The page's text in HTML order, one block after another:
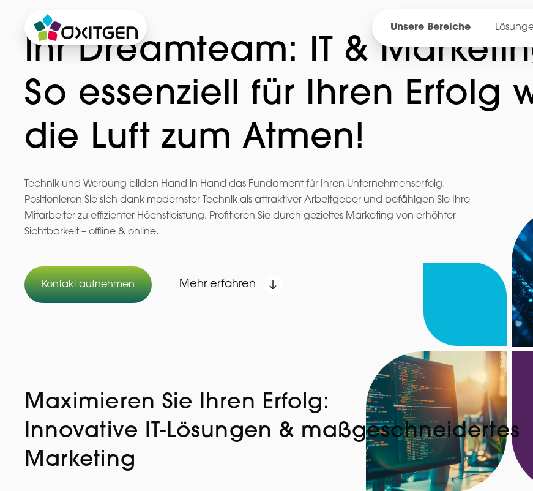
Unsere Bereiche
Ihr Dreamteam: IT &
So essenziell für Ihren Erfolg
die Luft zum Atmen!
Technik und Werbung bilden Hand in Hand das Fundament für Ihren Unternehmenserfolg.
Positionieren Sie sich dank modernster Technik als attraktiver Arbeitgeber und befähigen Sie Ihre
Mitarbeiter zu effizienter Höchstleistung. Profitieren Sie durch gezieltes Marketing von erhöhter
Sichtbarkeit – offline & online.
Kontakt aufnehmen Mehr erfahren
Maximieren Sie Ihren Erfolg:
Innovative IT-Lösungen & maßgeschneidertes
Marketing